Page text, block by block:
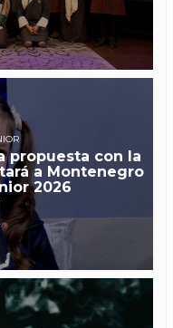
propuesta con la
a Montenegro
2026